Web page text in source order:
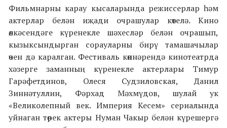
Фильмнарны карау кысаларында режиссерлар һәм
актерлар белән иҗади очрашулар көтелә. Кино
өлкәсендәге күренекле шәхесләр белән очрашып,
кызыксындырган сорауларны бирү тамашачылар
өчен дә каралган. Фестиваль көннәрендә кинотеатрда
хәзерге заманның күренекле актерлары Тимур
Гарәфетдинов, Олеся Судзиловская, Данил
Зиннәтуллин, Фәрхад Мәхмүдов, шулай ук
«Великолепный век. Империя Кесем» сериалында
уйнаган төрек актеры Нуман Чакыр белән күрешергә